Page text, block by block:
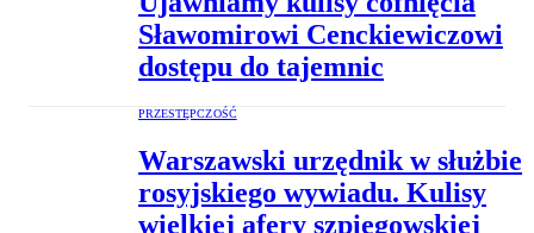
Sławomirowi Cenckiewiczowi
dostępu do tajemnic
PRZESTĘPCZOŚĆ
Warszawski urzędnik w służbie
rosyjskiego wywiadu. Kulisy
wielkiej afery szpiegowskiej